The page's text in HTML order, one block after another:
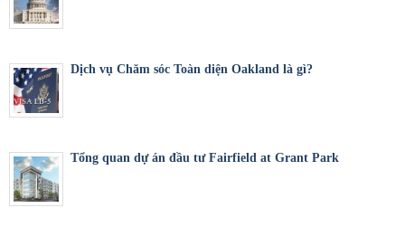
Dịch vụ Chăm sóc Toàn diện Oakland là gì?
Tổng quan dự án đầu tư Fairfield at Grant Park